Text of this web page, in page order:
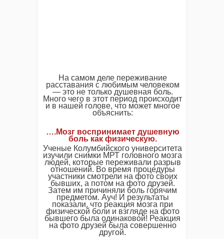
На самом деле переживание
расставания с любимым человеком
— это не только душевная боль.
Много чего в этот период происходит
и в нашей голове, что может многое
объяснить:
….Мозг воспринимает душевную
боль как физическую.
Ученые Колумбийского университета
изучили снимки МРТ головного мозга
людей, которые переживали разрыв
отношений. Во время процедуры
участники смотрели на фото своих
бывших, а потом на фото друзей.
Затем им причиняли боль горячим
предметом. Ауч! И результаты
показали, что реакция мозга при
физической боли и взгляде на фото
бывшего была одинаковой! Реакция
на фото друзей была совершенно
другой.